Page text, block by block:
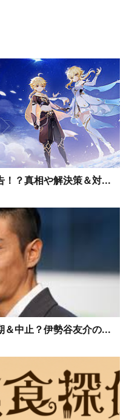
！？真相や解決策＆対...
＆中止？伊勢谷友介の...